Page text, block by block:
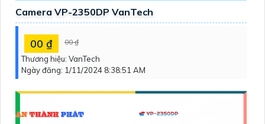
Camera VP-2350DP VanTech
00 ₫ 00 ₫
Thương hiệu: VanTech
Ngày đăng: 1/11/2024 8:38:51 AM